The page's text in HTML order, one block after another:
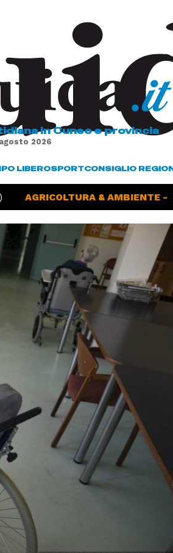
in Cuneo e provincia
2026
LIBEROSPORTCONSIGLIO
AGRICOLTURA & AMBIENTE -